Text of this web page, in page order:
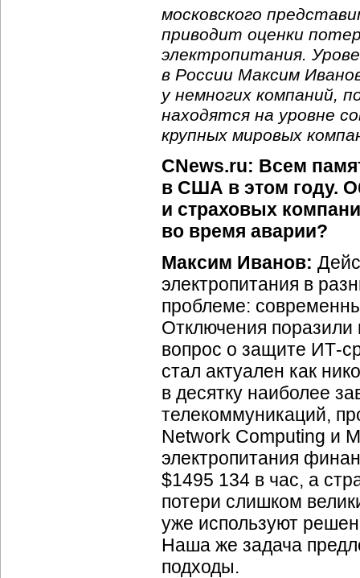
московского
приводит оценки
электропитания.
в России Максим
у немногих компаний,
находятся на уровне
крупных мировых
CNews.ru: Всем
в США в этом году.
и страховых
во время аварии?
Максим Иванов:
электропитания в
проблеме:
Отключения
вопрос о защите ИТ-
стал актуален как
в десятку наиболее
телекоммуникаций,
Network Computing и
электропитания
$1495 134 в час, а
потери слишком
уже используют
Наша же задача
подходы.